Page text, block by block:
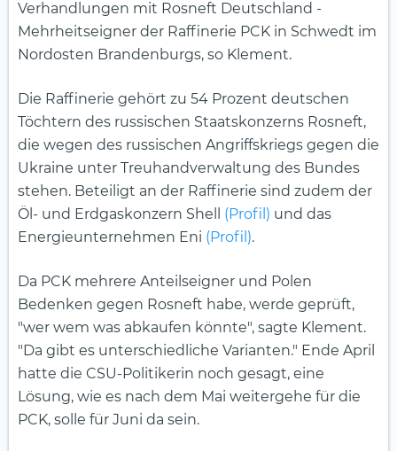
Verhandlungen mit Rosneft Deutschland -
Mehrheitseigner der Raffinerie PCK in Schwedt im
Nordosten Brandenburgs, so Klement.
Die Raffinerie gehört zu 54 Prozent deutschen
Töchtern des russischen Staatskonzerns Rosneft,
die wegen des russischen Angriffskriegs gegen die
Ukraine unter Treuhandverwaltung des Bundes
stehen. Beteiligt an der Raffinerie sind zudem der
Öl- und Erdgaskonzern Shell (Profil) und das
Energieunternehmen Eni (Profil).
Da PCK mehrere Anteilseigner und Polen
Bedenken gegen Rosneft habe, werde geprüft,
"wer wem was abkaufen könnte", sagte Klement.
"Da gibt es unterschiedliche Varianten." Ende April
hatte die CSU-Politikerin noch gesagt, eine
Lösung, wie es nach dem Mai weitergehe für die
PCK, solle für Juni da sein.